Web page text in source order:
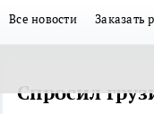
Все новости Заказать
Спросил